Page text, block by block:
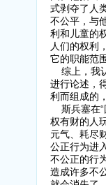
式剥夺了人
不公平，与
利和儿童的
人们的权利
它的职能范
综上，我
进行论述，
利而组成的
斯兵塞在“
权有财的人
元气、耗尽
公正行为进
不公正的行
造成许多不